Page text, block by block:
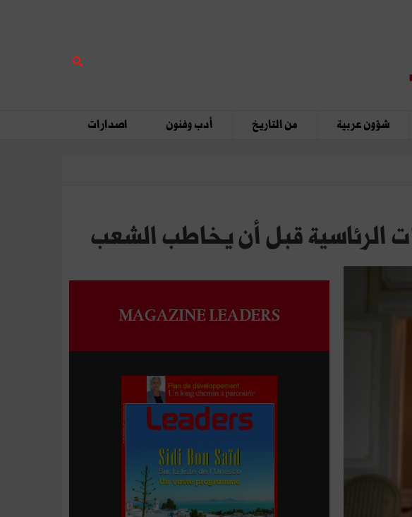
شؤون عربية من التاريخ أدب وفنون اصدارات
الرئاسية قبل أن يخاطب الشعب
MAGAZINE LEADERS